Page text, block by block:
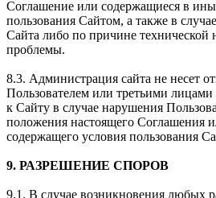
Соглашение или содержащиеся в
пользования Сайтом, а также в
Сайта либо по причине технической
проблемы.
8.3. Администрация сайта не несет
Пользователем или третьими лицами
к Сайту в случае нарушения
положения настоящего Соглашения
содержащего условия пользования
9. РАЗРЕШЕНИЕ СПОРОВ
9.1. В случае возникновения любых